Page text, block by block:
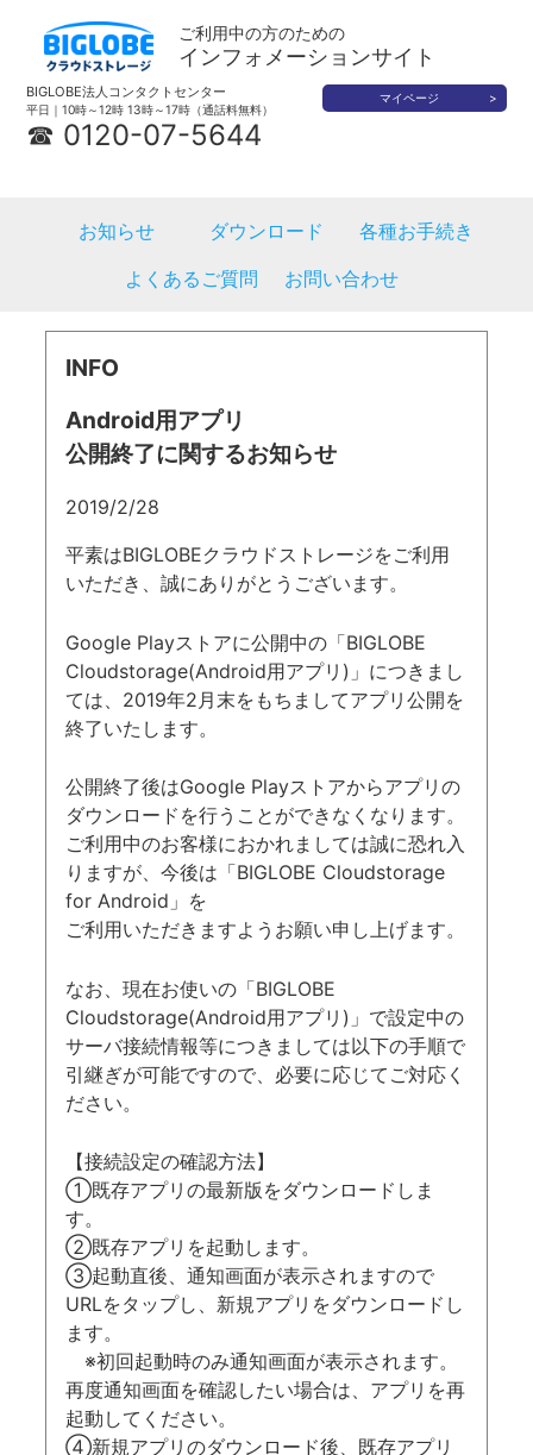
ご利用中の方のための
インフォメーションサイト
BIGLOBE法人コンタクトセンター
平日｜10時～12時 13時～17時（通話料無料）
☎ 0120-07-5644
マイページ
お知らせ ダウンロード
各種お手続き
よくあるご質問
お問い合わせ
INFO
Android用アプリ
公開終了に関するお知らせ
2019/2/28
平素はBIGLOBEクラウドストレージをご利用
いただき、誠にありがとうございます。
Google Playストアに公開中の「BIGLOBE
Cloudstorage(Android用アプリ)」につきまし
ては、2019年2月末をもちましてアプリ公開を
終了いたします。
公開終了後はGoogle Playストアからアプリの
ダウンロードを行うことができなくなります。
ご利用中のお客様におかれましては誠に恐れ入
りますが、今後は「BIGLOBE Cloudstorage
for Android」を
ご利用いただきますようお願い申し上げます。
なお、現在お使いの「BIGLOBE
Cloudstorage(Android用アプリ)」で設定中の
サーバ接続情報等につきましては以下の手順で
引継ぎが可能ですので、必要に応じてご対応く
ださい。
【接続設定の確認方法】
①既存アプリの最新版をダウンロードしま
す。
②既存アプリを起動します。
③起動直後、通知画面が表示されますので
URLをタップし、新規アプリをダウンロードし
ます。
※初回起動時のみ通知画面が表示されます。
再度通知画面を確認したい場合は、アプリを再
起動してください。
④新規アプリのダウンロード後、既存アプリ